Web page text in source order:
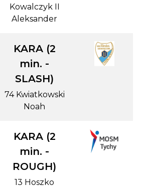
Kowalczyk II
Aleksander
KARA (2
min. -
SLASH)
74 Kwiatkowski
Noah
KARA (2
min. -
ROUGH)
13 Hoszko